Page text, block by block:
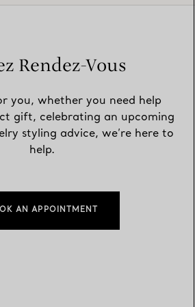
Rendez-Vous
you, whether you need help
gift, celebrating an upcoming
styling advice, we’re here to
help.
AN APPOINTMENT